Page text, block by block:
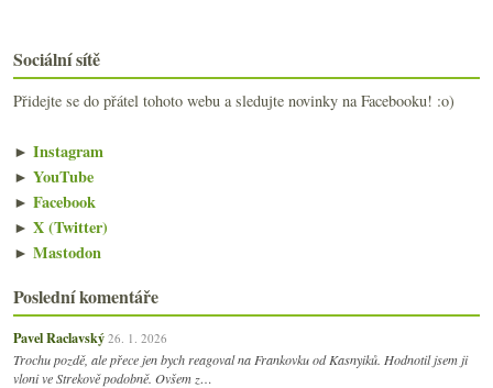
Sociální sítě
Přidejte se do přátel tohoto webu a sledujte novinky na Facebooku! :o)
► Instagram
► YouTube
► Facebook
► X (Twitter)
► Mastodon
Poslední komentáře
Pavel Raclavský 26. 1. 2026
Trochu pozdě, ale přece jen bych reagoval na Frankovku od Kasnyiků. Hodnotil jsem ji
vloni ve Strekově podobně. Ovšem z…